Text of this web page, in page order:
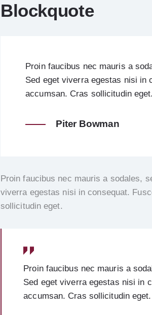
Blockquote
Proin faucibus nec mauris a
Sed eget viverra egestas nisi in
accumsan. Cras sollicitudin eget.
Piter Bowman
Proin faucibus nec mauris a sodales,
viverra egestas nisi in consequat.
sollicitudin eget.
Proin faucibus nec mauris a
Sed eget viverra egestas nisi in
accumsan. Cras sollicitudin eget.